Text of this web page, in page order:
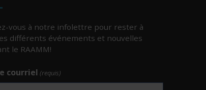
vous à notre infolettre pour rester à
différents événements et nouvelles
le RAAMM!
courriel (requis)